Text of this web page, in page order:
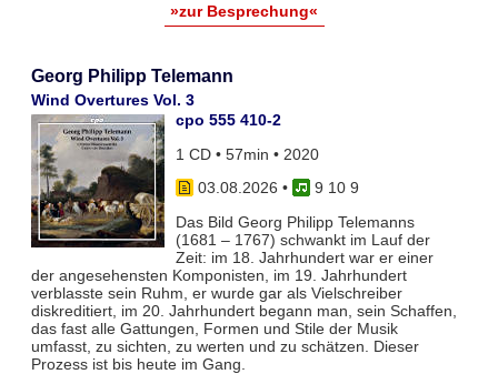
»zur Besprechung«
Georg Philipp Telemann
Wind Overtures Vol. 3
cpo 555 410-2
1 CD • 57min • 2020
03.08.2026 •
9 10 9
Das Bild Georg Philipp Telemanns
(1681 – 1767) schwankt im Lauf der
Zeit: im 18. Jahrhundert war er einer
der angesehensten Komponisten, im 19. Jahrhundert
verblasste sein Ruhm, er wurde gar als Vielschreiber
diskreditiert, im 20. Jahrhundert begann man, sein Schaffen,
das fast alle Gattungen, Formen und Stile der Musik
umfasst, zu sichten, zu werten und zu schätzen. Dieser
Prozess ist bis heute im Gang.